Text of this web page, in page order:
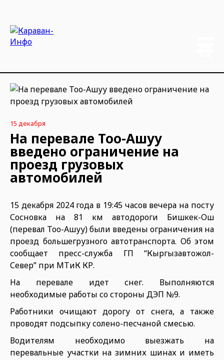
15 декабря
На перевале Тоо-Ашуу
введено ограничение на
проезд грузовых
автомобилей
15 декабря 2024 года в 19:45 часов вечера на посту
Сосновка на 81 км автодороги Бишкек-Ош
(перевал Тоо-Ашуу) были введены ограничения на
проезд большегрузного автотранспорта. Об этом
сообщает пресс-служба ГП “Кыргызавтожол-
Север” при МТиК КР.
На перевале идет снег. Выполняются
необходимые работы со стороны ДЭП №9.
Работники очищают дорогу от снега, а также
проводят подсыпку солено-песчаной смесью.
Водителям необходимо выезжать на
перевальные участки на зимних шинах и иметь